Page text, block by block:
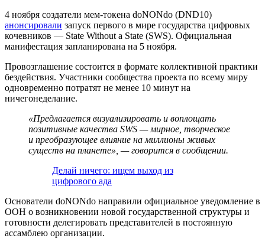
4 ноября создатели мем-токена doNONdo (DND10)
анонсировали запуск первого в мире государства цифровых
кочевников — State Without a State (SWS). Официальная
манифестация запланирована на 5 ноября.
Провозглашение состоится в формате коллективной практики
бездействия. Участники сообщества проекта по всему миру
одновременно потратят не менее 10 минут на
ничегонеделание.
«Предлагается визуализировать и воплощать
позитивные качества SWS — мирное, творческое
и преобразующее влияние на миллионы живых
существ на планете», — говорится в сообщении.
Делай ничего: ищем выход из
цифрового ада
Основатели doNONdo направили официальное уведомление в
ООН о возникновении новой государственной структуры и
готовности делегировать представителей в постоянную
ассамблею организации.